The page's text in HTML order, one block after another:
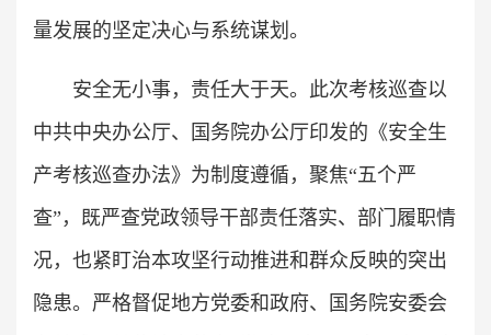
量发展的坚定决心与系统谋划。
安全无小事，责任大于天。此次考核巡查以
中共中央办公厅、国务院办公厅印发的《安全生
产考核巡查办法》为制度遵循，聚焦“五个严
查”，既严查党政领导干部责任落实、部门履职情
况，也紧盯治本攻坚行动推进和群众反映的突出
隐患。严格督促地方党委和政府、国务院安委会